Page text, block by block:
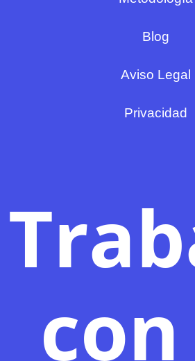
Blog
Aviso Legal
Privacidad